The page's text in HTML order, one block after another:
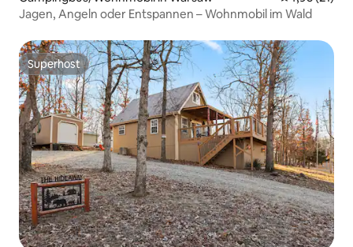
Jagen, Angeln oder Entspannen – Wohnmobil im Wald
Superhost
Superhost